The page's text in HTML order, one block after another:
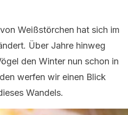
Weißstörchen hat sich im
Über Jahre hinweg
den Winter nun schon in
werfen wir einen Blick
Wandels.